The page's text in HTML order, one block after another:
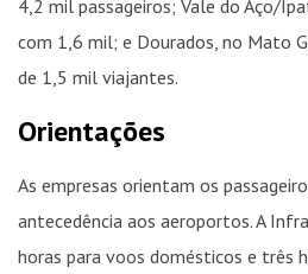
4,2 mil passageiros; Vale do Aço/
com 1,6 mil; e Dourados, no Mato
de 1,5 mil viajantes.
Orientações
As empresas orientam os
antecedência aos aeroportos. A
horas para voos domésticos e três